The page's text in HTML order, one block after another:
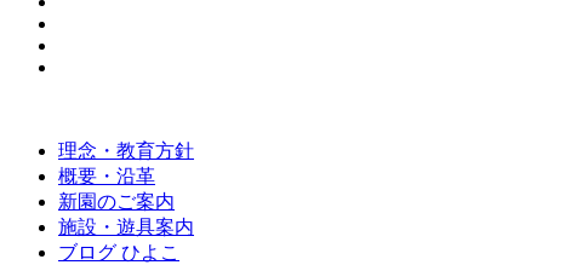
理念・教育方針
概要・沿革
新園のご案内
施設・遊具案内
ブログ ひよこ